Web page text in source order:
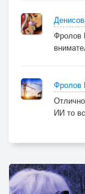
Фролов
Фролов
ИИ то